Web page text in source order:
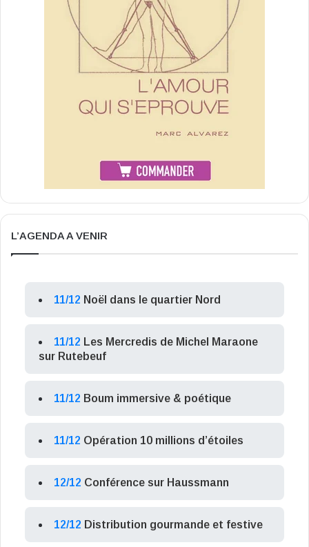
L’AGENDA A VENIR
11/12 Noël dans le quartier Nord
11/12 Les Mercredis de Michel Maraone
sur Rutebeuf
11/12 Boum immersive & poétique
11/12 Opération 10 millions d’étoiles
12/12 Conférence sur Haussmann
12/12 Distribution gourmande et festive